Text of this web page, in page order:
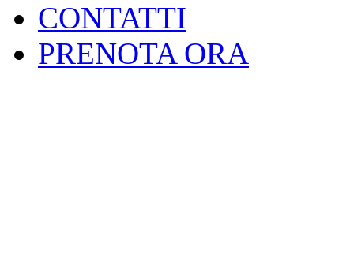
CONTATTI
PRENOTA ORA